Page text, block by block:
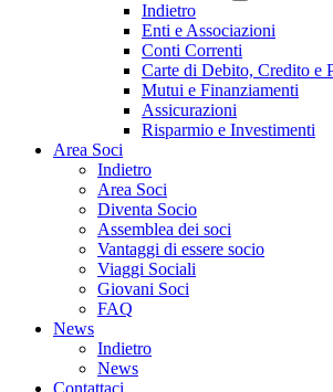
Indietro
Enti e Associazioni
Conti Correnti
Carte di Debito, Credito e
Mutui e Finanziamenti
Assicurazioni
Risparmio e Investimenti
Area Soci
Indietro
Area Soci
Diventa Socio
Assemblea dei soci
Vantaggi di essere socio
Viaggi Sociali
Giovani Soci
FAQ
News
Indietro
News
Contattaci